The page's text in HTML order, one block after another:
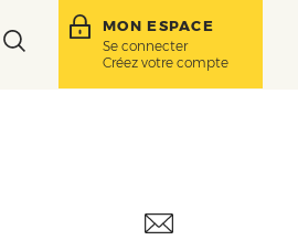
Toggle
MON ESPACE
Se connecter
Créez votre compte